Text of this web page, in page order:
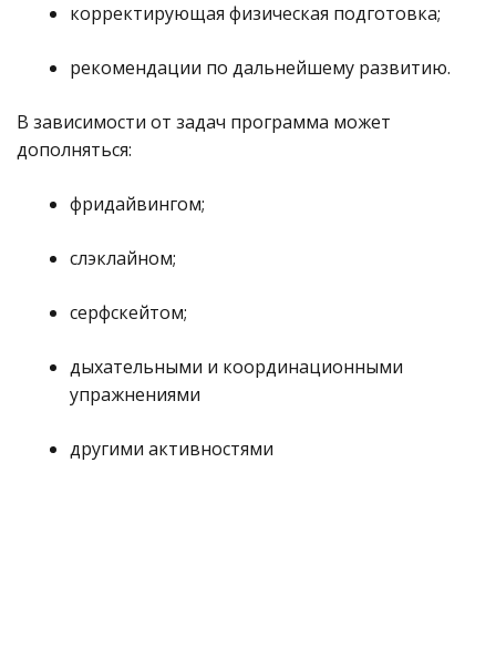
корректирующая физическая подготовка;
рекомендации по дальнейшему развитию.
В зависимости от задач программа может
дополняться:
фридайвингом;
слэклайном;
серфскейтом;
дыхательными и координационными
упражнениями
другими активностями